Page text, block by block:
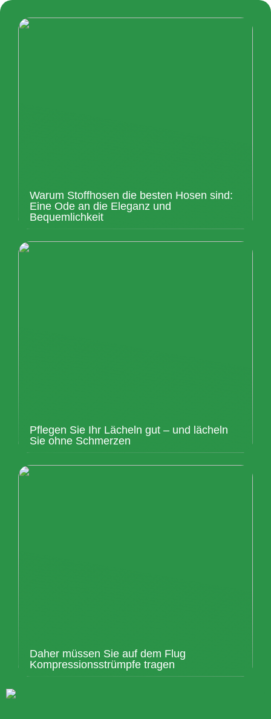
Warum Stoffhosen die besten Hosen sind:
Eine Ode an die Eleganz und
Bequemlichkeit
Pflegen Sie Ihr Lächeln gut – und lächeln
Sie ohne Schmerzen
Daher müssen Sie auf dem Flug
Kompressionsstrümpfe tragen